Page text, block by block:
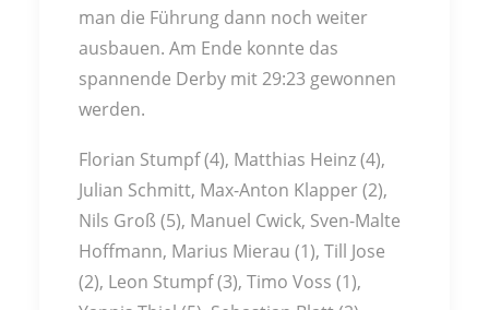
man die Führung dann noch weiter
ausbauen. Am Ende konnte das
spannende Derby mit 29:23 gewonnen
werden.
Florian Stumpf (4), Matthias Heinz (4),
Julian Schmitt, Max-Anton Klapper (2),
Nils Groß (5), Manuel Cwick, Sven-Malte
Hoffmann, Marius Mierau (1), Till Jose
(2), Leon Stumpf (3), Timo Voss (1),